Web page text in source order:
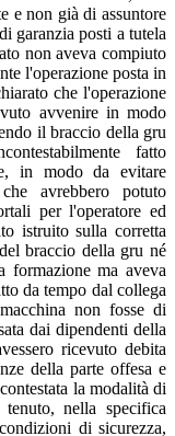
e non già di assuntore
garanzia posti a tutela
non aveva compiuto
l'operazione posta in
che l'operazione
avvenire in modo
il braccio della gru
fatto
in modo da evitare
avrebbero potuto
per l'operatore ed
istruito sulla corretta
braccio della gru né
formazione ma aveva
da tempo dal collega
non fosse di
dai dipendenti della
ricevuto debita
della parte offesa e
la modalità di
nella specifica
di sicurezza,